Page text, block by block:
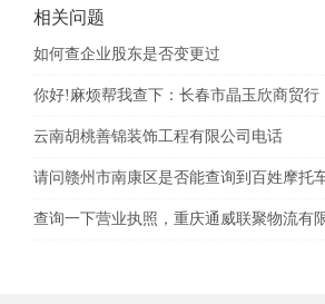
相关问题
如何查企业股东是否变更过
你好!麻烦帮我查下：长春市晶玉欣商贸行
云南胡桃善锦装饰工程有限公司电话
请问赣州市南康区是否能查询到百姓摩托
查询一下营业执照，重庆通威联聚物流有